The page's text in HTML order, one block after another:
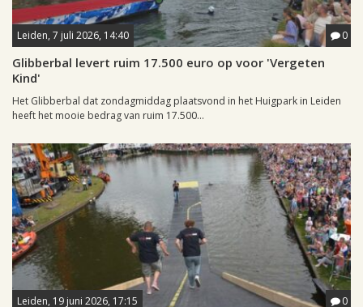
Leiden, 7 juli 2026, 14:40 0
Glibberbal levert ruim 17.500 euro op voor 'Vergeten
Kind'
Het Glibberbal dat zondagmiddag plaatsvond in het Huigpark in Leiden
heeft het mooie bedrag van ruim 17.500...
Leiden, 19 juni 2026, 17:15 0